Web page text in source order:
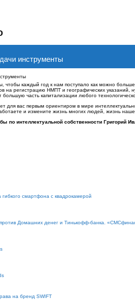
инструменты
чтобы каждый год к нам поступало как можно
на регистрацию НМПТ и географических
большую часть капитализации любого
для вас первым ориентиром в мире
и измените жизнь многих людей, жизнь
по интеллектуальной собственности Григорий
смартфона с квадрокамерой
Домашних денег и Тинькофф-банка.
на бренд SWIFT